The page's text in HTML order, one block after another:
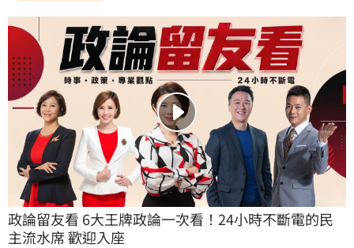
政論留友看 6大王牌政論一次看！24小時不斷電的民
主流水席 歡迎入座